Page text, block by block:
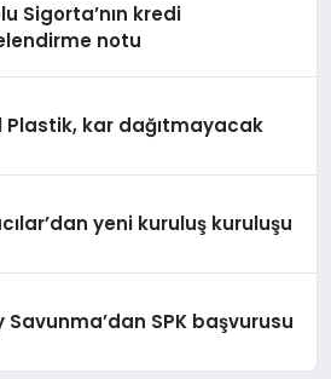
Sigorta’nın kredi
notu
Plastik, kar dağıtmayacak
yeni kuruluş kuruluşu
Savunma’dan SPK başvurusu